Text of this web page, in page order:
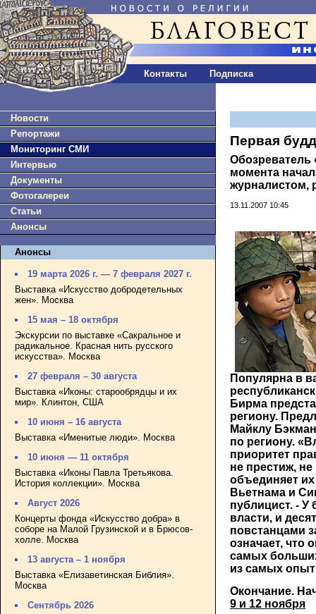
Контакты Подписка
Новости
Репортажи
Мониторинг СМИ
Интервью
Документы
Фотогалереи
Статьи
Анонсы
Анонсы
19 марта 2026 г. — 7 февраля 2027 г.
Выставка «Искусство добродетельных
жен». Москва
15 мая – 18 октября
Экскурсии по выставке «Сакральное и
радикальное. Красная нить русского
искусства». Москва
27 февраля – 30 августа
Выставка «Иконы: старообрядцы и их
мир». Клинтон, США
10 июня – 16 августа
Выставка «Именитые люди». Москва
10 июня — 11 октября
Выставка «Иконы Павла Третьякова.
История коллекции». Москва
Август 2026
Концерты фонда «Искусство добра» в
соборе на Малой Грузинской и в Брюсов-
холле. Москва
13 августа – 1 ноября
Выставка «Елизаветинская Библия».
Москва
Сентябрь 2026
Первая
Обозреватель
момента
журналистом,
13.11.2007 10:45
Популярна в
Бирма
региону.
Майклу
по региону.
приоритет
не престиж,
объединяет
Вьетнама и
публицист. -
власти, и
повстанцами
означает, что
самых
из самых
Окончание.
9 и 12 ноября